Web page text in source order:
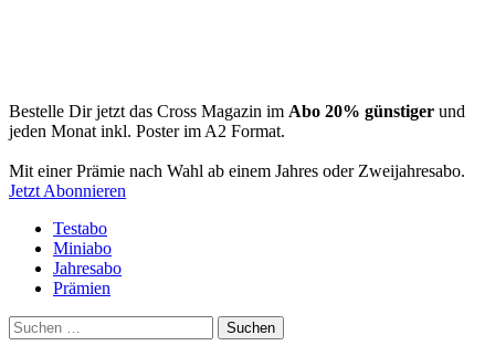
Bestelle Dir jetzt das Cross Magazin im Abo 20% günstiger und
jeden Monat inkl. Poster im A2 Format.
Mit einer Prämie nach Wahl ab einem Jahres oder Zweijahresabo.
Jetzt Abonnieren
Testabo
Miniabo
Jahresabo
Prämien
Suchen
nach: